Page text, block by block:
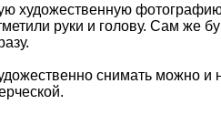
художественную
руки и голову. Сам же
снимать можно и